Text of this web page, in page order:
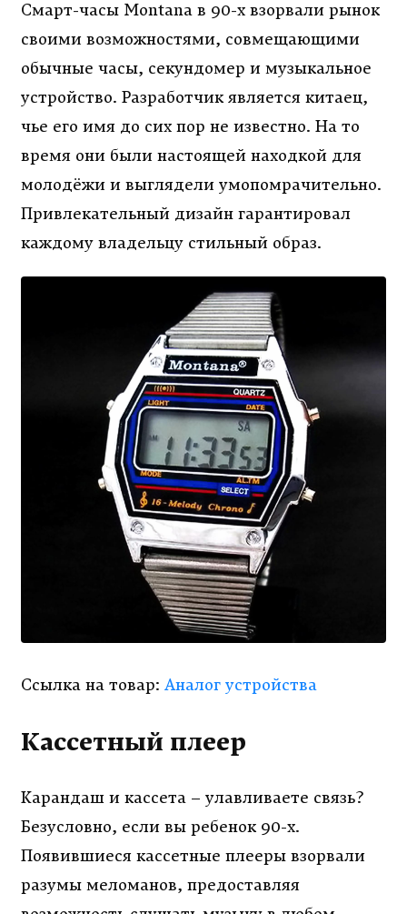
Смарт-часы Montana в 90-х взорвали рынок
своими возможностями, совмещающими
обычные часы, секундомер и музыкальное
устройство. Разработчик является китаец,
чье его имя до сих пор не известно. На то
время они были настоящей находкой для
молодёжи и выглядели умопомрачительно.
Привлекательный дизайн гарантировал
каждому владельцу стильный образ.
Ссылка на товар: Аналог устройства
Кассетный плеер
Карандаш и кассета – улавливаете связь?
Безусловно, если вы ребенок 90-х.
Появившиеся кассетные плееры взорвали
разумы меломанов, предоставляя